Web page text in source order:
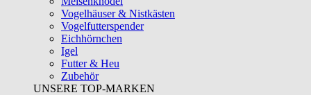
Vogelhäuser & Nistkästen
Vogelfutterspender
Eichhörnchen
Igel
Futter & Heu
Zubehör
UNSERE TOP-MARKEN